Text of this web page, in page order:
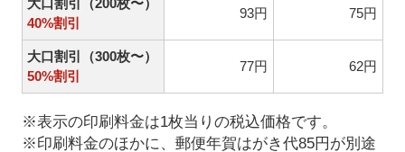
大口割引（200枚〜）
40%割引
93円 75円
大口割引（300枚〜）
50%割引
77円 62円
※表示の印刷料金は1枚当りの税込価格です。
※印刷料金のほかに、郵便年賀はがき代85円が別途